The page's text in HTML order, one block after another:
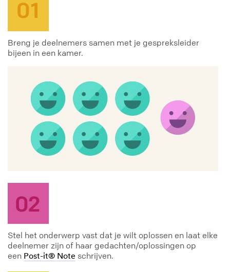
Breng je deelnemers samen met je gespreksleider
bijeen in een kamer.
Stel het onderwerp vast dat je wilt oplossen en laat elke
deelnemer zijn of haar gedachten/oplossingen op
een Post-it® Note schrijven.